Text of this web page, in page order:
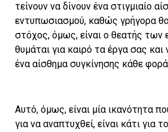
τείνουν να δίνουν ένα στιγμιαίο
εντυπωσιασμού, καθώς γρήγορα
στόχος, όμως, είναι ο θεατής των
θυμάται για καιρό τα έργα σας
ένα αίσθημα συγκίνησης κάθε
Αυτό, όμως, είναι μία ικανότητα
για να αναπτυχθεί, είναι κάτι για